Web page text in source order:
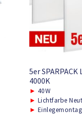
5er SPARPACK
4000K
► 40W
► Lichtfarbe
►